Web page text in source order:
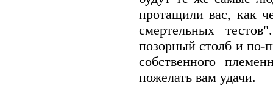
протащили вас, как
смертельных
позорный столб и по-
собственного
пожелать вам удачи.